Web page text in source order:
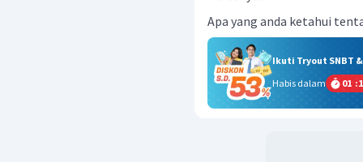
Apa yang anda ketahui
Ikuti Tryout SNBT
Habis dalam
01 :